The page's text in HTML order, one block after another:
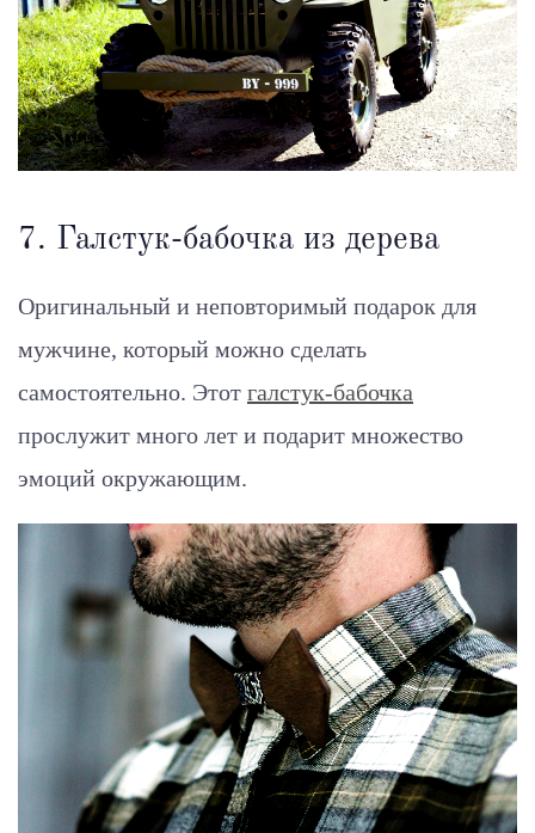
7. Галстук-бабочка из дерева
Оригинальный и неповторимый подарок для
мужчине, который можно сделать
самостоятельно. Этот галстук-бабочка
прослужит много лет и подарит множество
эмоций окружающим.